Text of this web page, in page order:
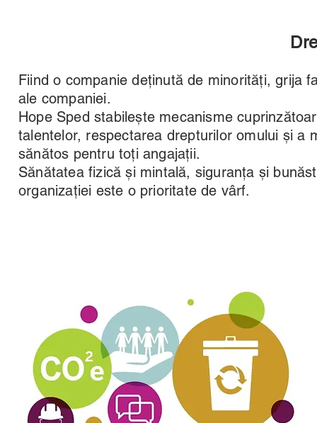
Fiind o companie deținută de minorități, grija
ale companiei.
Hope Sped stabilește mecanisme
talentelor, respectarea drepturilor omului și a
sănătos pentru toți angajații.
Sănătatea fizică și mintală, siguranța și
organizației este o prioritate de vârf.